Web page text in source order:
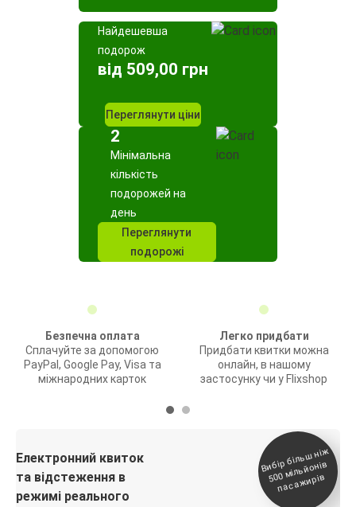
Найдешевша
подорож
від 509,00 грн
Переглянути ціни
2
Мінімальна
кількість
подорожей на
день
Переглянути
подорожі
Безпечна оплата
Сплачуйте за допомогою
PayPal, Google Pay, Visa та
міжнародних карток
Легко придбати
Придбати квитки можна
онлайн, в нашому
застосунку чи у Flixshop
Електронний квиток
та відстеження в
режимі реального
Вибір біль
ш ні
ж
500
мільйонів
паса
жирів